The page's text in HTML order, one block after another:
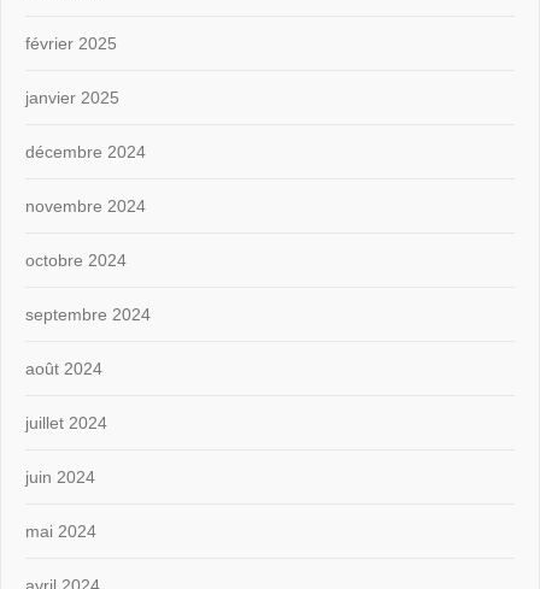
février 2025
janvier 2025
décembre 2024
novembre 2024
octobre 2024
septembre 2024
août 2024
juillet 2024
juin 2024
mai 2024